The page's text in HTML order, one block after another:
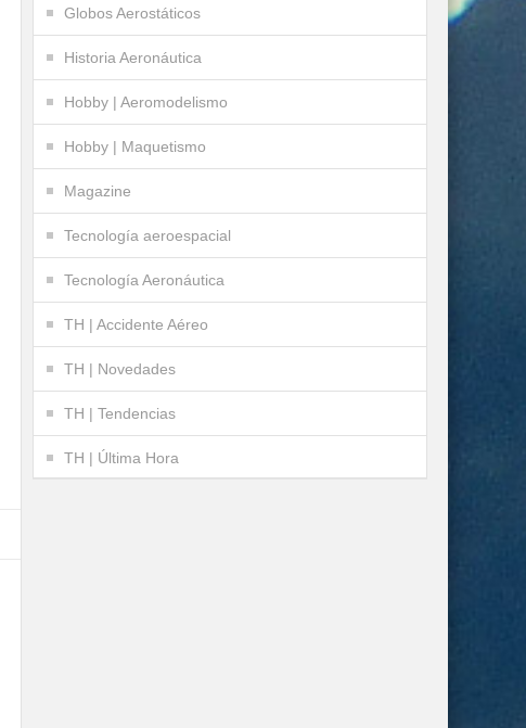
Globos Aerostáticos
Historia Aeronáutica
Hobby | Aeromodelismo
Hobby | Maquetismo
Magazine
Tecnología aeroespacial
Tecnología Aeronáutica
TH | Accidente Aéreo
TH | Novedades
TH | Tendencias
TH | Última Hora